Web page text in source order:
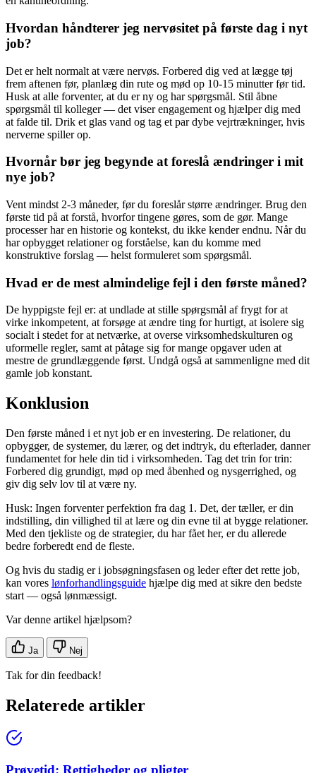
Hvordan håndterer jeg nervøsitet på første dag i nyt
job?
Det er helt normalt at være nervøs. Forbered dig ved at lægge tøj
frem aftenen før, planlæg din rute og mød op 10-15 minutter før tid.
Husk at alle forventer, at du er ny og har spørgsmål. Stil åbne
spørgsmål til kolleger — det viser engagement og hjælper dig med
at falde til. Drik et glas vand og tag et par dybe vejrtrækninger, hvis
nerverne spiller op.
Hvornår bør jeg begynde at foreslå ændringer i mit
nye job?
Vent mindst 2-3 måneder, før du foreslår større ændringer. Brug den
første tid på at forstå, hvorfor tingene gøres, som de gør. Mange
processer har en historie og kontekst, du ikke kender endnu. Når du
har opbygget relationer og forståelse, kan du komme med
konstruktive forslag — helst formuleret som spørgsmål.
Hvad er de mest almindelige fejl i den første måned?
De hyppigste fejl er: at undlade at stille spørgsmål af frygt for at
virke inkompetent, at forsøge at ændre ting for hurtigt, at isolere sig
socialt i stedet for at netværke, at overse virksomhedskulturen og
uformelle regler, samt at påtage sig for mange opgaver uden at
mestre de grundlæggende først. Undgå også at sammenligne med dit
gamle job konstant.
Konklusion
Den første måned i et nyt job er en investering. De relationer, du
opbygger, de systemer, du lærer, og det indtryk, du efterlader, danner
fundamentet for hele din tid i virksomheden. Tag det trin for trin:
Forbered dig grundigt, mød op med åbenhed og nysgerrighed, og
giv dig selv lov til at være ny.
Husk: Ingen forventer perfektion fra dag 1. Det, der tæller, er din
indstilling, din villighed til at lære og din evne til at bygge relationer.
Med den tjekliste og de strategier, du har fået her, er du allerede
bedre forberedt end de fleste.
Og hvis du stadig er i jobsøgningsfasen og leder efter det rette job,
kan vores lønforhandlingsguide hjælpe dig med at sikre den bedste
start — også lønmæssigt.
Var denne artikel hjælpsom?
Ja Nej
Tak for din feedback!
Relaterede artikler
Prøvetid: Rettigheder og pligter